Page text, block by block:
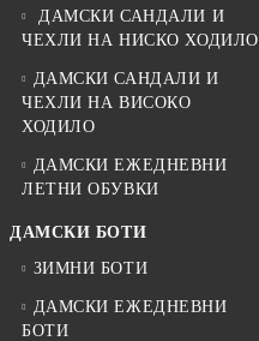
ДАМСКИ САНДАЛИ И
ЧЕХЛИ НА НИСКО ХОДИЛО
ДАМСКИ САНДАЛИ И
ЧЕХЛИ НА ВИСОКО
ХОДИЛО
ДАМСКИ ЕЖЕДНЕВНИ
ЛЕТНИ ОБУВКИ
ДАМСКИ БОТИ
ЗИМНИ БОТИ
ДАМСКИ ЕЖЕДНЕВНИ
БОТИ